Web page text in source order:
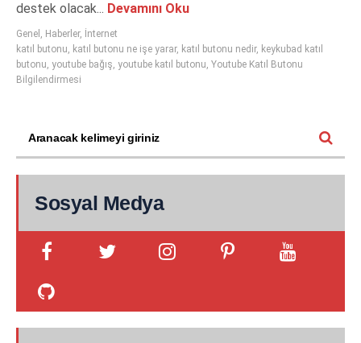
destek olacak... Devamını Oku
Genel , Haberler, İnternet
katıl butonu, katıl butonu ne işe yarar, katıl butonu nedir, keykubad katıl
butonu, youtube bağış, youtube katıl butonu, Youtube Katıl Butonu
Bilgilendirmesi
Sosyal Medya